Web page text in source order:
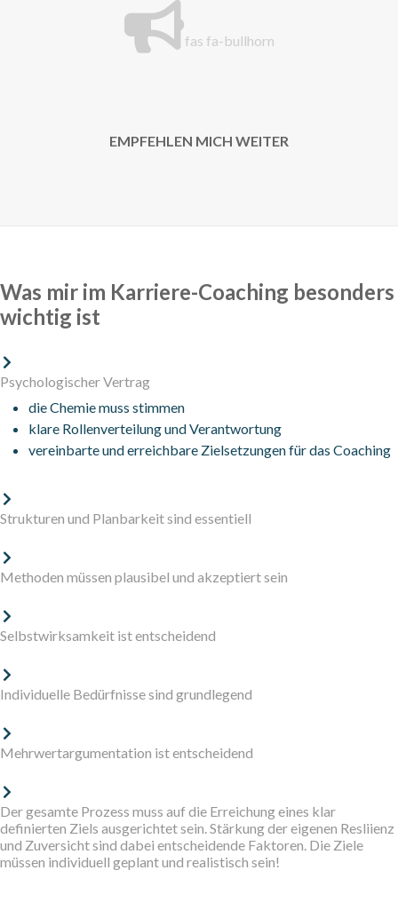
fas fa-bullhorn
EMPFEHLEN MICH WEITER
Was mir im Karriere-Coaching besonders
wichtig ist
Psychologischer Vertrag
die Chemie muss stimmen
klare Rollenverteilung und Verantwortung
vereinbarte und erreichbare Zielsetzungen für das Coaching
Strukturen und Planbarkeit sind essentiell
Methoden müssen plausibel und akzeptiert sein
Selbstwirksamkeit ist entscheidend
Individuelle Bedürfnisse sind grundlegend
Mehrwertargumentation ist entscheidend
Der gesamte Prozess muss auf die Erreichung eines klar
definierten Ziels ausgerichtet sein. Stärkung der eigenen Resliienz
und Zuversicht sind dabei entscheidende Faktoren. Die Ziele
müssen individuell geplant und realistisch sein!